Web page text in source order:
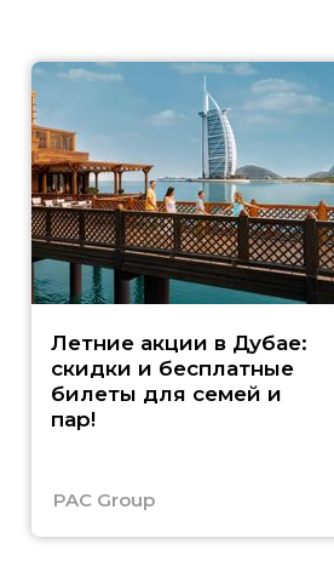
Летние акции в Дубае:
скидки и бесплатные
билеты для семей и
пар!
PAC Group